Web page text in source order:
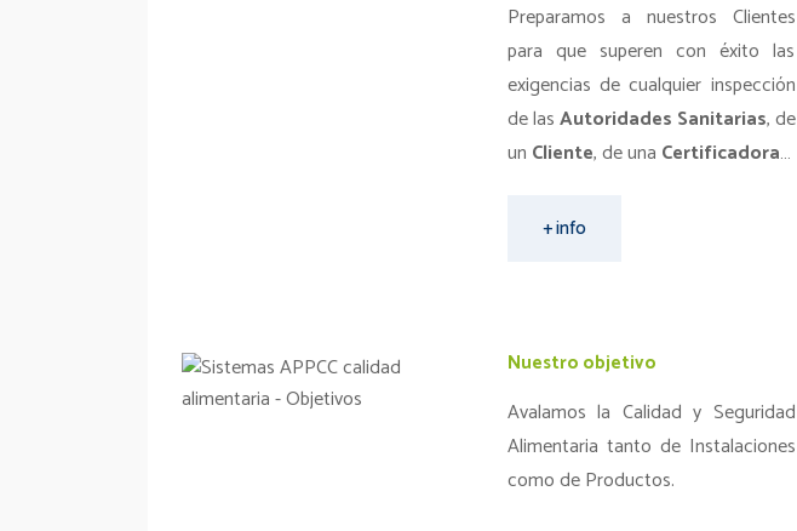
Preparamos a nuestros Clientes
para que superen con éxito las
exigencias de cualquier inspección
de lasAutoridades Sanitarias, de
un Cliente, de una Certificadora…
+ info
Nuestro objetivo
Avalamos la Calidad y Seguridad
Alimentaria tanto de Instalaciones
como de Productos.